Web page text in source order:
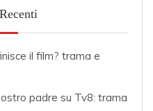
il film? trama e
padre su Tv8: trama